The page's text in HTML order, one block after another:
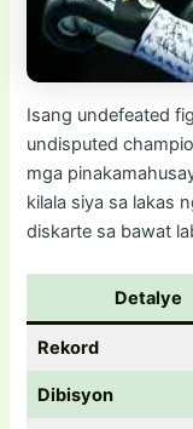
Isang undefeated
undisputed
mga
kilala siya sa lakas
diskarte sa bawat
Detalye
Rekord
Dibisyon